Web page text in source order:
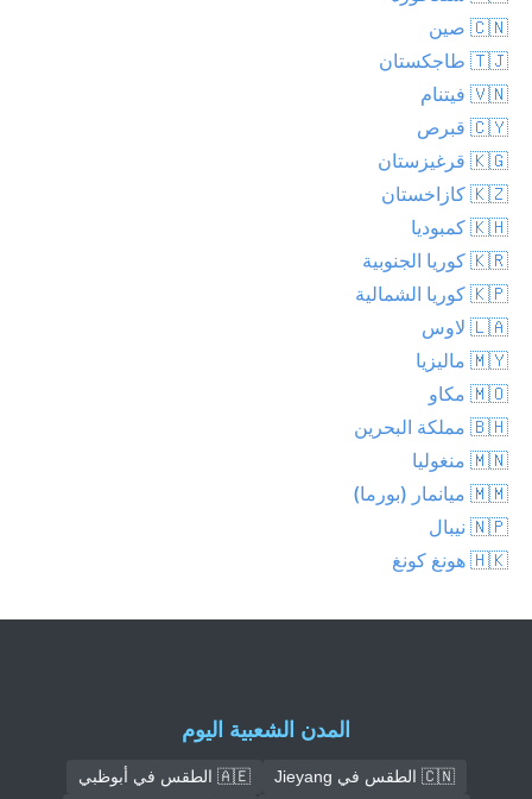
🇨🇳 صين
🇹🇯 طاجكستان
🇻🇳 فيتنام
🇨🇾 قبرص
🇰🇬 قرغيزستان
🇰🇿 كازاخستان
🇰🇭 كمبوديا
🇰🇷 كوريا الجنوبية
🇰🇵 كوريا الشمالية
🇱🇦 لاوس
🇲🇾 ماليزيا
🇲🇴 مكاو
🇧🇭 مملكة البحرين
🇲🇳 منغوليا
🇲🇲 ميانمار (بورما)
🇳🇵 نيبال
🇭🇰 هونغ كونغ
المدن الشعبية اليوم
🇨🇳 الطقس في Jieyang
🇦🇪 الطقس في أبوظبي